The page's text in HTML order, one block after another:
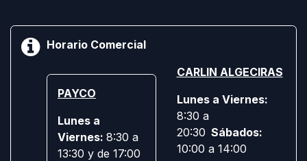
Horario Comercial
PAYCO
Lunes a
Viernes: 8:30 a
13:30 y de 17:00
CARLIN ALGECIRAS
Lunes a Viernes:
8:30 a
20:30 Sábados:
10:00 a 14:00